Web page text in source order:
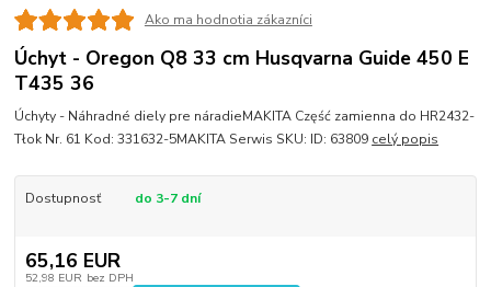
Ako ma hodnotia zákazníci
Úchyt - Oregon Q8 33 cm Husqvarna Guide 450 E
T435 36
Úchyty - Náhradné diely pre náradieMAKITA Część zamienna do HR2432-
Tłok Nr. 61 Kod: 331632-5MAKITA Serwis SKU: ID: 63809 celý popis
Dostupnosť do 3-7 dní
65,16 EUR
52,98 EUR bez DPH